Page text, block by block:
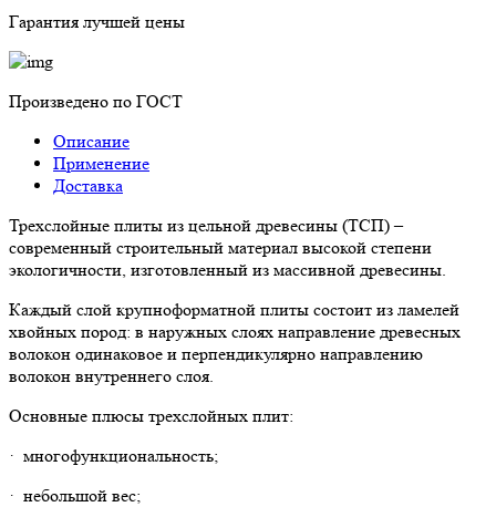
Гарантия лучшей цены
Произведено по ГОСТ
Описание
Применение
Доставка
Трехслойные плиты из цельной древесины (ТСП) –
современный строительный материал высокой степени
экологичности, изготовленный из массивной древесины.
Каждый слой крупноформатной плиты состоит из ламелей
хвойных пород: в наружных слоях направление древесных
волокон одинаковое и перпендикулярно направлению
волокон внутреннего слоя.
Основные плюсы трехслойных плит:
· многофункциональность;
· небольшой вес;